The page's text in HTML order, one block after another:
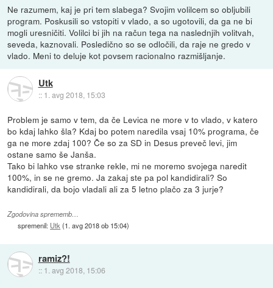
Ne razumem, kaj je pri tem slabega? Svojim volilcem so obljubili
program. Poskusili so vstopiti v vlado, a so ugotovili, da ga ne bi
mogli uresničiti. Volilci bi jih na račun tega na naslednjih volitvah,
seveda, kaznovali. Posledično so se odločili, da raje ne gredo v
vlado. Meni to deluje kot povsem racionalno razmišljanje.
Utk
:: 1. avg 2018, 15:03
Problem je samo v tem, da če Levica ne more v to vlado, v katero
bo kdaj lahko šla? Kdaj bo potem naredila vsaj 10% programa, če
ga ne more zdaj 100? Če so za SD in Desus preveč levi, jim
ostane samo še Janša.
Tako bi lahko vse stranke rekle, mi ne moremo svojega naredit
100%, in se ne gremo. Ja zakaj ste pa pol kandidirali? So
kandidirali, da bojo vladali ali za 5 letno plačo za 3 jurje?
Zgodovina sprememb…
spremenil: Utk (1. avg 2018 ob 15:04)
ramiz?!
:: 1. avg 2018, 15:06